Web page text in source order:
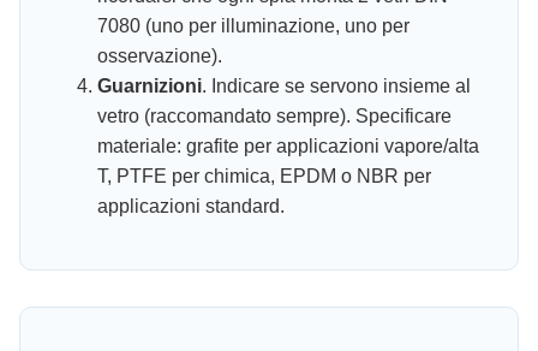
7080 (uno per illuminazione, uno per
osservazione).
Guarnizioni. Indicare se servono insieme al
vetro (raccomandato sempre). Specificare
materiale: grafite per applicazioni vapore/alta
T, PTFE per chimica, EPDM o NBR per
applicazioni standard.